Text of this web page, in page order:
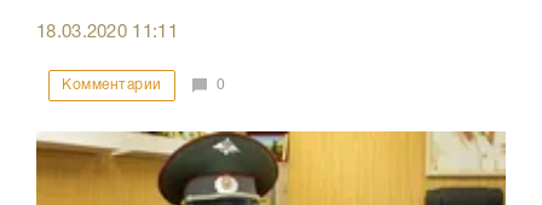
18.03.2020 11:11
Комментарии 0